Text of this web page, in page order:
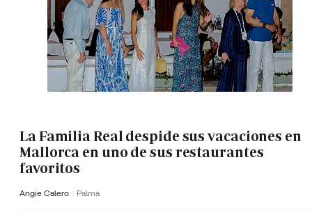
La Familia Real despide sus vacaciones en
Mallorca en uno de sus restaurantes
favoritos
Angie Calero Palma